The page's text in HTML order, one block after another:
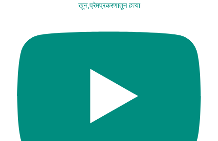
खून,प्रेमप्रकरणातून हत्या